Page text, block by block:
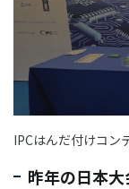
IPCはんだ付けコ
昨年の日本